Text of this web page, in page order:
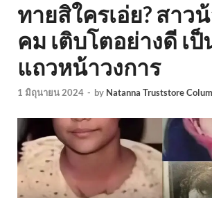
ทายสิใครเอ่ย? สาว
คม เติบโตอย่างดี เ
แถวหน้าวงการ
1 มิถุนายน 2024 - by Natanna Truststore